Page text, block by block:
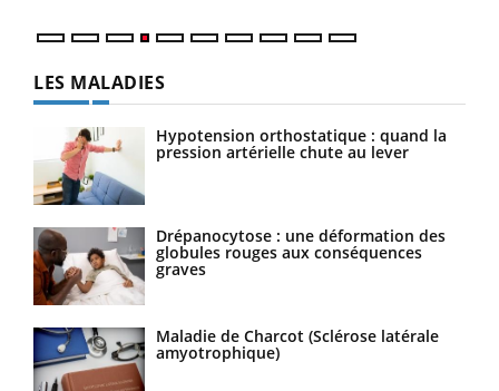
LES MALADIES
Hypotension orthostatique : quand la
pression artérielle chute au lever
Drépanocytose : une déformation des
globules rouges aux conséquences
graves
Maladie de Charcot (Sclérose latérale
amyotrophique)